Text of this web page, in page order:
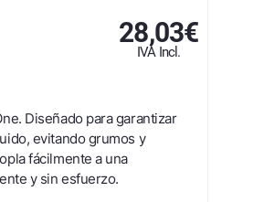
28,03€
IVA Incl.
Diseñado para garantizar
evitando grumos y
fácilmente a una
y sin esfuerzo.